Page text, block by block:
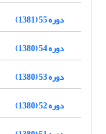
دوره 55 (1381)
دوره 54 (1380)
دوره 53 (1380)
دوره 52 (1380)